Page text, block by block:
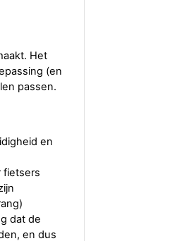
Het
(en
passen.
en
fietsers
dat de
en dus